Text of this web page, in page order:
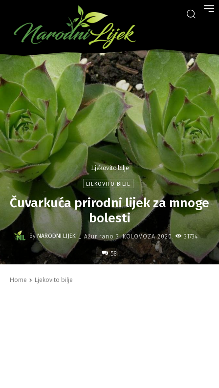
Ljekovito bilje
LJEKOVITO BILJE
Čuvarkuća prirodni lijek za mnoge
bolesti
By NARODNI LIJEK - Ažurirano 3. KOLOVOZA 2020. 31734
58
Home Ljekovito bilje